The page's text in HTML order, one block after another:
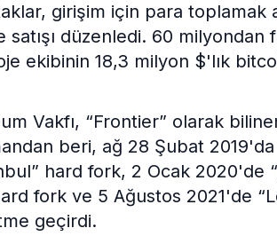
girişim için para toplamak
düzenledi. 60 milyondan
ekibinin 18,3 milyon $'lık
Vakfı, “Frontier” olarak
beri, ağ 28 Şubat
hard fork, 2 Ocak 2020'de
fork ve 5 Ağustos 2021'de
geçirdi.